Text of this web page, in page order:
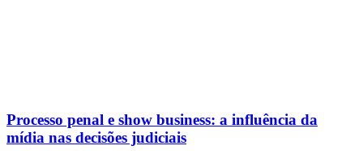
Processo penal e show business: a influência da
mídia nas decisões judiciais